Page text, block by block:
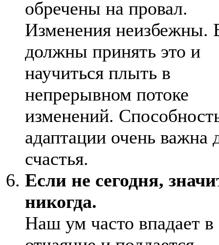
обречены на провал.
Изменения неизбежны.
должны принять это и
научиться плыть в
непрерывном потоке
изменений.
адаптации очень важна
счастья.
Если не сегодня,
никогда.
Наш ум часто впадает в